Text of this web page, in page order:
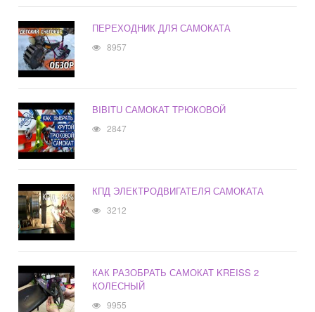
ПЕРЕХОДНИК ДЛЯ САМОКАТА
8957
BIBITU САМОКАТ ТРЮКОВОЙ
2847
КПД ЭЛЕКТРОДВИГАТЕЛЯ САМОКАТА
3212
КАК РАЗОБРАТЬ САМОКАТ KREISS 2
КОЛЕСНЫЙ
9955